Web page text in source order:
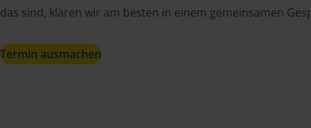
das sind, klären wir am besten in einem gemeinsamen
Termin ausmachen